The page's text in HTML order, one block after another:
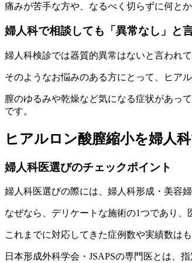
痛みが苦手な方や、なるべく切らずに何と
婦人科で相談しても「異常なし」と
婦人科検診では器質的異常はないと言われ
そのようなお悩みのある方にとって、ヒア
膣のゆるみや乾燥など気になる症状があっ
です。
ヒアルロン酸膣縮小を婦人
婦人科医選びのチェックポイント
婦人科医選びの際には、婦人科形成・美容
なぜなら、デリケートな施術の1つであり
これまでに対応してきた症例数や実績数は
日本形成外科学会・JSAPSの専門医とは、